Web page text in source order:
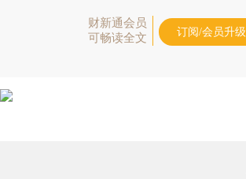
财新通会员
可畅读全文
订阅/会员升级